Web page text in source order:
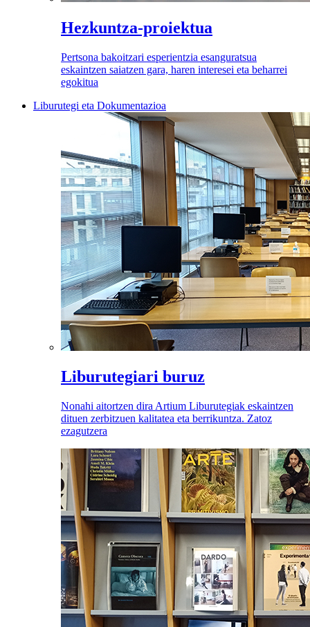
Hezkuntza-proiektua
Pertsona bakoitzari esperientzia esanguratsua
eskaintzen saiatzen gara, haren interesei eta beharrei
egokitua
Liburutegi eta Dokumentazioa
Liburutegiari buruz
Nonahi aitortzen dira Artium Liburutegiak eskaintzen
dituen zerbitzuen kalitatea eta berrikuntza. Zatoz
ezagutzera